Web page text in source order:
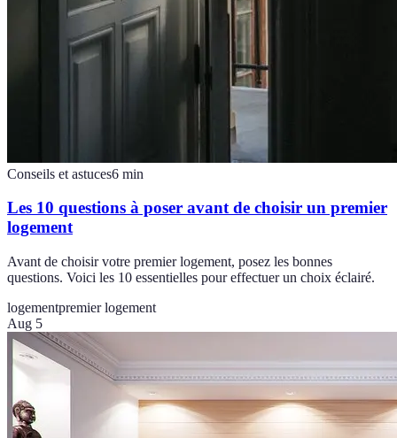
Conseils et astuces6 min
Les 10 questions à poser avant de choisir un premier
logement
Avant de choisir votre premier logement, posez les bonnes
questions. Voici les 10 essentielles pour effectuer un choix éclairé.
logementpremier logement
Aug 5